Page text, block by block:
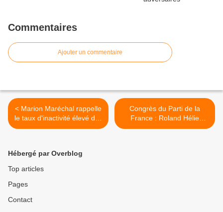
Commentaires
Ajouter un commentaire
< Marion Maréchal rappelle
le taux d'inactivité élevé des
immigrés
Congrès du Parti de la
France : Roland Hélie
prendra la parole >
Hébergé par Overblog
Top articles
Pages
Contact